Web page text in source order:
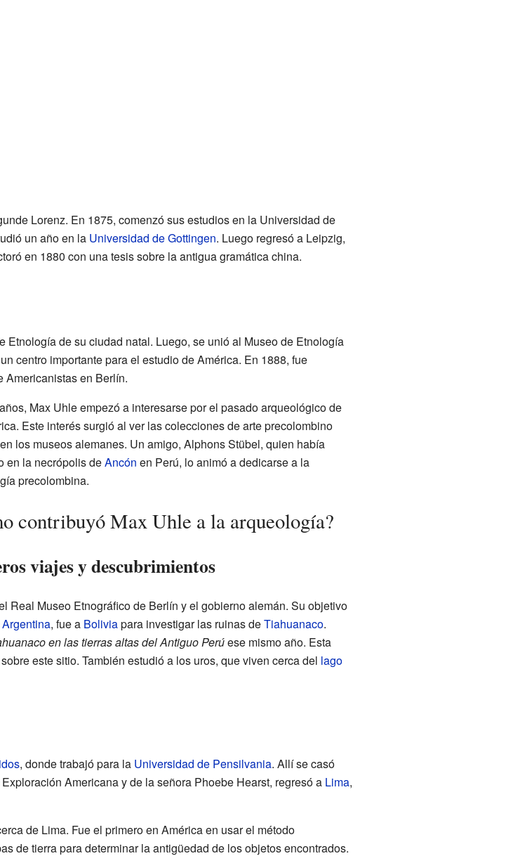
Lorenz. En 1875, comenzó sus estudios en la Universidad de
un año en la Universidad de Gottingen. Luego regresó a Leipzig,
en 1880 con una tesis sobre la antigua gramática china.
Etnología de su ciudad natal. Luego, se unió al Museo de Etnología
centro importante para el estudio de América. En 1888, fue
Americanistas en Berlín.
Max Uhle empezó a interesarse por el pasado arqueológico de
Este interés surgió al ver las colecciones de arte precolombino
los museos alemanes. Un amigo, Alphons Stübel, quien había
en la necrópolis deAncón en Perú, lo animó a dedicarse a la
precolombina.
contribuyó Max Uhle a la arqueología?
viajes y descubrimientos
Real Museo Etnográfico de Berlín y el gobierno alemán. Su objetivo
Argentina, fue a Boliviapara investigar las ruinas deTiahuanaco.
en las tierras altas del Antiguo Perúese mismo año. Esta
este sitio. También estudió a los uros, que viven cerca del lago
, donde trabajó para la Universidad de Pensilvania. Allí se casó
Americana y de la señora Phoebe Hearst, regresó a Lima,
de Lima. Fue el primero en América en usar el método
de tierra para determinar la antigüedad de los objetos encontrados.